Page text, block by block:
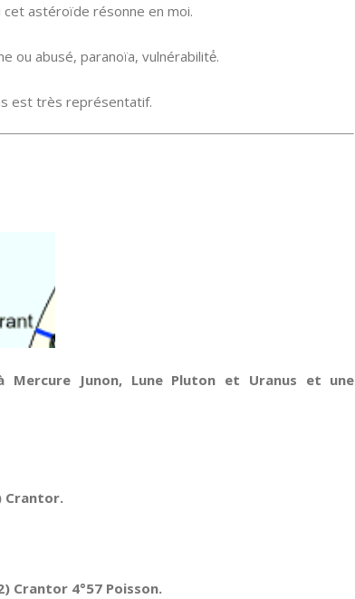
cet astéroïde résonne en moi.
ou abusé, paranoïa, vulnérabilité́.
est très représentatif.
Mercure Junon, Lune Pluton et Uranus et une
Crantor.
Crantor 4°57 Poisson.